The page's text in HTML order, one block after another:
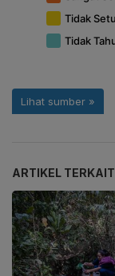
ARTIKEL TERKAIT